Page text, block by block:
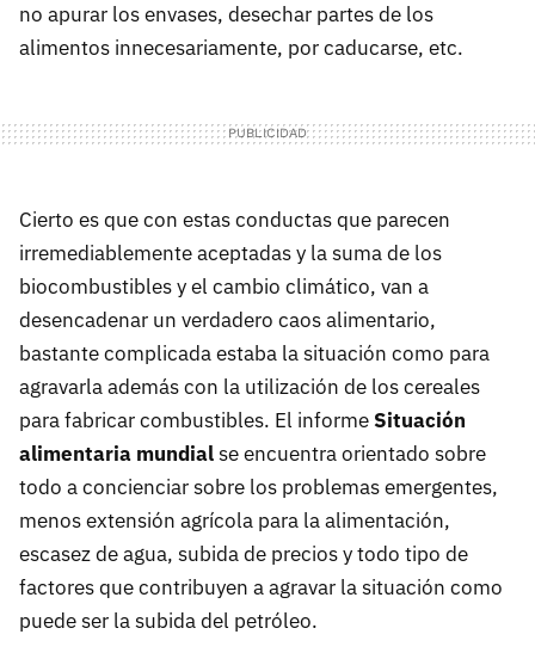
no apurar los envases, desechar partes de los
alimentos innecesariamente, por caducarse, etc.
Cierto es que con estas conductas que parecen
irremediablemente aceptadas y la suma de los
biocombustibles y el cambio climático, van a
desencadenar un verdadero caos alimentario,
bastante complicada estaba la situación como para
agravarla además con la utilización de los cereales
para fabricar combustibles. El informe Situación
alimentaria mundialse encuentra orientado sobre
todo a concienciar sobre los problemas emergentes,
menos extensión agrícola para la alimentación,
escasez de agua, subida de precios y todo tipo de
factores que contribuyen a agravar la situación como
puede ser la subida del petróleo.